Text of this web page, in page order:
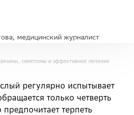
медицинский журналист
симптомы и эффективное лечение
регулярно испытывает
только четверть
терпеть